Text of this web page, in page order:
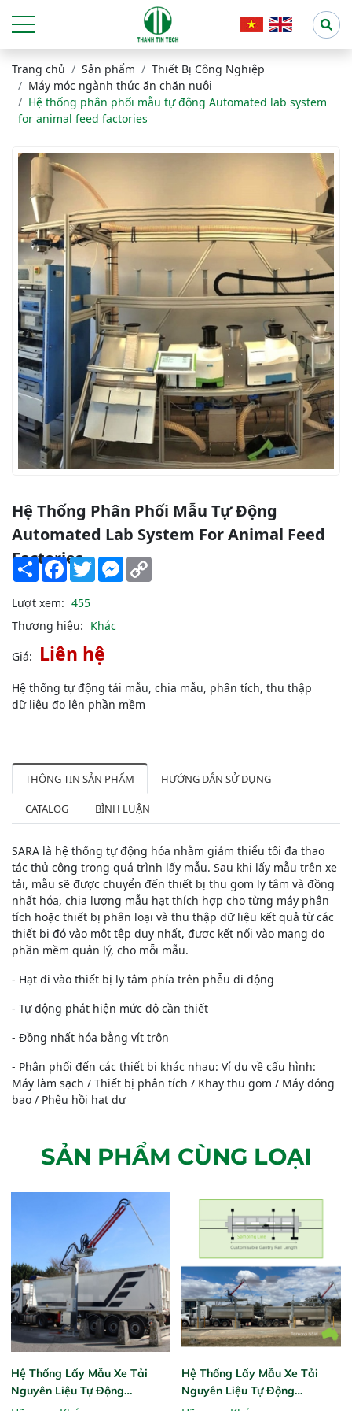
Trang chủ Sản phẩm
Thiết Bị Công Nghiệp
Máy móc ngành thức ăn chăn nuôi
Hệ thống phân phối mẫu tự động Automated lab system
for animal feed factories
Hệ Thống Phân Phối Mẫu Tự Động
Automated Lab System For Animal Feed
Factories
ShareFacebook
TwitterMessenger
Lượt xem: 455
Thương hiệu: Khác
Giá: Liên hệ
Hệ thống tự động tải mẫu, chia mẫu, phân tích, thu thập
dữ liệu đo lên phần mềm
THÔNG TIN SẢN PHẨM HƯỚNG DẪN SỬ DỤNG
CATALOG BÌNH LUẬN
SARA là hệ thống tự động hóa nhằm giảm thiểu tối đa thao
tác thủ công trong quá trình lấy mẫu. Sau khi lấy mẫu trên xe
tải, mẫu sẽ được chuyển đến thiết bị thu gom ly tâm và đồng
nhất hóa, chia lượng mẫu hạt thích hợp cho từng máy phân
tích hoặc thiết bị phân loại và thu thập dữ liệu kết quả từ các
thiết bị đó vào một tệp duy nhất, được kết nối vào mạng do
phần mềm quản lý, cho mỗi mẫu.
- Hạt đi vào thiết bị ly tâm phía trên phễu di động
- Tự động phát hiện mức độ cần thiết
- Đồng nhất hóa bằng vít trộn
- Phân phối đến các thiết bị khác nhau: Ví dụ về cấu hình:
Máy làm sạch / Thiết bị phân tích / Khay thu gom / Máy đóng
bao / Phễu hồi hạt dư
SẢN PHẨM CÙNG LOẠI
Hệ Thống Lấy Mẫu Xe Tải
Nguyên Liệu Tự Động
Automatic Truck Sampling
Hệ Thống Lấy Mẫu Xe Tải
Nguyên Liệu Tự Động
Automatic Grain Truck